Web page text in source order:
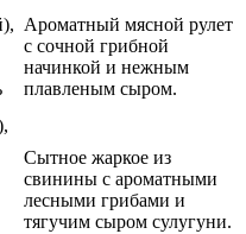
Ароматный мясной рулет
с сочной грибной
начинкой и нежным
плавленым сыром.
Сытное жаркое из
свинины с ароматными
лесными грибами и
тягучим сыром сулугуни.